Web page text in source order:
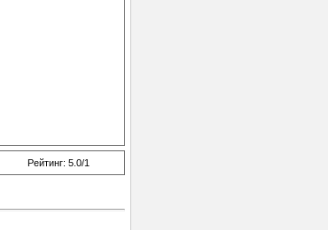
Рейтинг: 5.0/1